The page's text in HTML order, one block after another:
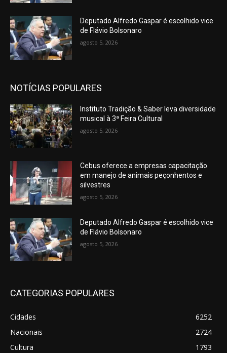
Deputado Alfredo Gaspar é escolhido vice
de Flávio Bolsonaro
agosto 5, 2026
NOTÍCIAS POPULARES
Instituto Tradição & Saber leva diversidade
musical à 3ª Feira Cultural
agosto 5, 2026
Cebus oferece a empresas capacitação
em manejo de animais peçonhentos e
silvestres
agosto 5, 2026
Deputado Alfredo Gaspar é escolhido vice
de Flávio Bolsonaro
agosto 5, 2026
CATEGORIAS POPULARES
Cidades
6252
Nacionais
2724
Cultura
1793